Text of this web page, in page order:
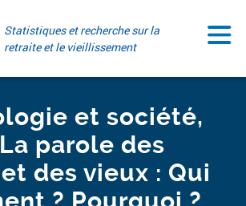
Statistiques et recherche sur la
retraite et le vieillissement
et société,
La parole des
des vieux : Qui